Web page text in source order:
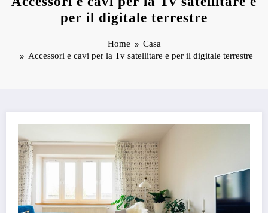
per il digitale terrestre
Home
Casa
Accessori e cavi per la Tv satellitare e per il digitale terrestre